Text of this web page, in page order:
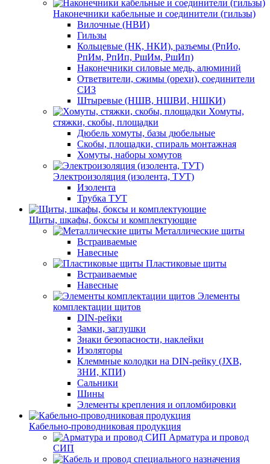
Наконечники кабельные и соединители (гильзы)
Вилочные (НВИ)
Гильзы
Кольцевые (НК, НКИ), разъемы (РпИо,
РпИм, РпИп, РшИм, РшИп)
Наконечники силовые медь, алюминий
Ответвители, сжимы (орехи), соединители
СИЗ
Штыревые (НШВ, НШВИ, НШКИ)
Хомуты,
стяжки, скобы, площадки
Дюбель хомуты, базы дюбельные
Скобы, площадки, спираль монтажная
Хомуты, наборы хомутов
Электроизоляция (изолента, ТУТ)
Изолента
Трубка ТУТ
Щиты, шкафы, боксы и комплектующие
Металлические щиты
Встраиваемые
Навесные
Пластиковые щиты
Встраиваемые
Навесные
Элементы
комплектации щитов
DIN-рейки
Замки, заглушки
Знаки безопасности, наклейки
Изоляторы
Клеммные колодки на DIN-рейку (JXB,
ЗНИ, КПИ)
Сальники
Шины
Элементы крепления и опломбировки
Кабельно-проводниковая продукция
Арматура и провод
СИП